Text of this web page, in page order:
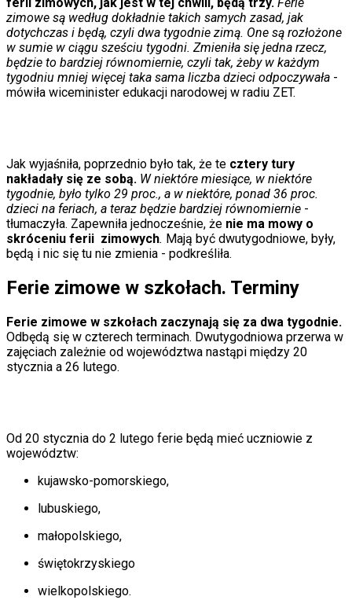
Porady
Święta
Sport
Piłka nożna
Siatkówka
Tenis
F1
Nostalgia
Łamigłówki
Kartka z kalendarza
Kultowe przeboje
Porady z tamtych lat
Wtedy się działo
Silver news
Ogród
Porady
Podróże
Polska
Europa
Świat
Quizy
Zdrowie
Profilaktyka
Diety
Nieruchomości
Budowa i remont
Architektura i design
Kupno i wynajem
Film
Aktualności
zimowe są według dokładnie takich samych zasad, jak
dotychczas i będą, czyli dwa tygodnie zimą. One są rozłożone
w sumie w ciągu sześciu tygodni. Zmieniła się jedna rzecz,
będzie to bardziej równomiernie, czyli tak, żeby w każdym
tygodniu mniej więcej taka sama liczba dzieci odpoczywała -
mówiła wiceminister edukacji narodowej w radiu ZET.
Jak wyjaśniła, poprzednio było tak, że te cztery tury
nakładały się ze sobą. W niektóre miesiące, w niektóre
tygodnie, było tylko 29 proc., a w niektóre, ponad 36 proc.
dzieci na feriach, a teraz będzie bardziej równomiernie -
tłumaczyła. Zapewniła jednocześnie, że nie ma mowy o
skróceniu ferii zimowych. Mają być dwutygodniowe, były,
będą i nic się tu nie zmienia - podkreśliła.
Ferie zimowe w szkołach. Terminy
Ferie zimowe w szkołach zaczynają się za dwa tygodnie.
Odbędą się w czterech terminach. Dwutygodniowa przerwa w
zajęciach zależnie od województwa nastąpi między 20
stycznia a 26 lutego.
Od 20 stycznia do 2 lutego ferie będą mieć uczniowie z
województw:
kujawsko-pomorskiego,
lubuskiego,
małopolskiego,
świętokrzyskiego
wielkopolskiego.